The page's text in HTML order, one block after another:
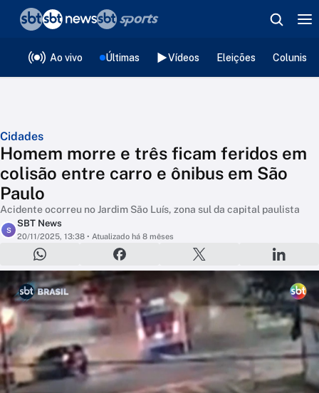
Ao vivo Últimas Vídeos Eleições
Cidades
Homem morre e três ficam feridos em
colisão entre carro e ônibus em São
Paulo
Acidente ocorreu no Jardim São Luís, zona sul da capital paulista
S
SBT News
20/11/2025, 13:38 • Atualizado há 8 mêses
❮voltar
Editorias